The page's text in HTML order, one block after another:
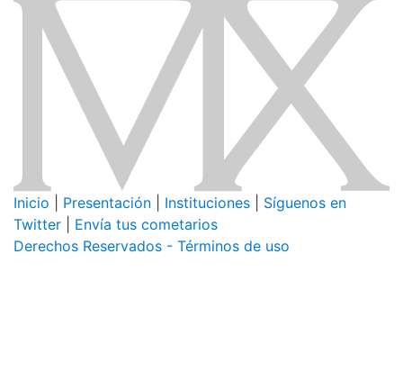
Inicio Presentación Instituciones
Síguenos en
Twitter
Envía tus cometarios
Derechos Reservados - Términos de uso